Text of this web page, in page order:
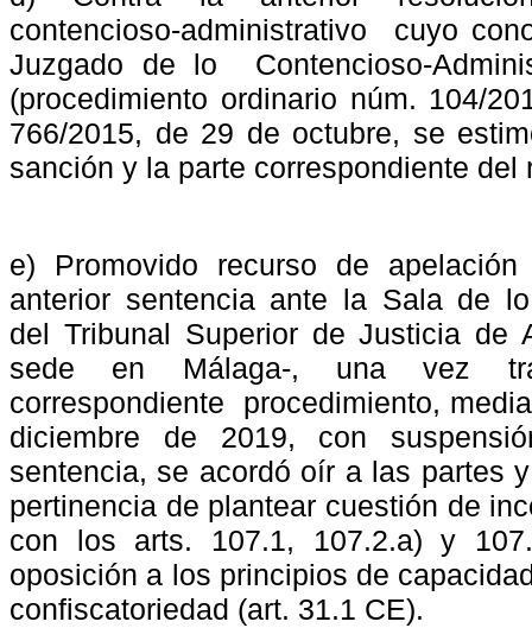
contencioso-administrativo
cuyo
Juzgado de lo
Contencioso-
(procedimiento ordinario núm. 104/
766/2015, de 29 de octubre, se
sanción y la parte correspondiente del
e) Promovido recurso de
anterior sentencia ante la Sala de lo
del Tribunal Superior de Justicia de
sede
en Málaga-, una vez
correspondiente
procedimiento,
diciembre
de 2019, con
sentencia, se acordó oír a las partes
pertinencia de plantear cuestión de
con los arts. 107.1, 107.2.a) y
oposición a los principios de
confiscatoriedad (art. 31.1 CE).